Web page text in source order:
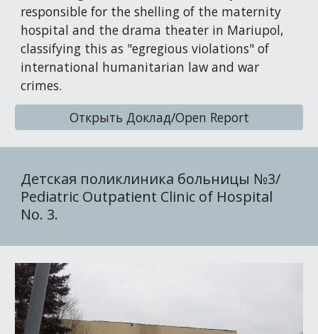
responsible for the shelling of the maternity
hospital and the drama theater in Mariupol,
classifying this as "egregious violations" of
international humanitarian law and war
crimes.
Открыть Доклад/Open Report
Детская поликлиника больницы №3/
Pediatric Outpatient Clinic of Hospital
No. 3.